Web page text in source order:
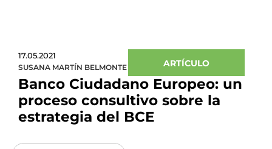
17.05.2021
SUSANA MARTÍN BELMONTE ARTÍCULO
Banco Ciudadano Europeo: un
proceso consultivo sobre la
estrategia del BCE